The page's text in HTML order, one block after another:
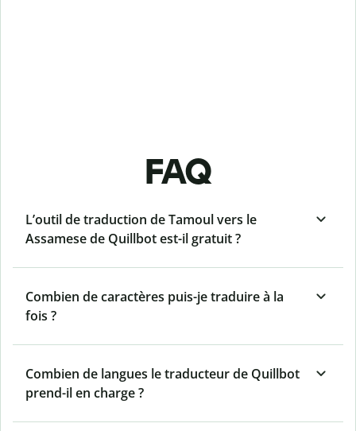
FAQ
L’outil de traduction de Tamoul vers le
Assamese de Quillbot est-il gratuit ?
Combien de caractères puis-je traduire à la
fois ?
Combien de langues le traducteur de Quillbot
prend-il en charge ?